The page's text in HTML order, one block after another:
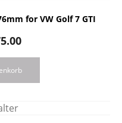
for VW Golf 7 GTI